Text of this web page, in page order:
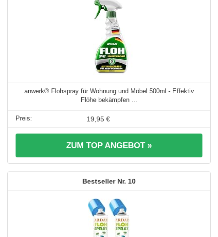
anwerk® Flohspray für Wohnung und Möbel 500ml - Effektiv
Flöhe bekämpfen ...
19,95 €
ZUM TOP ANGEBOT »
10